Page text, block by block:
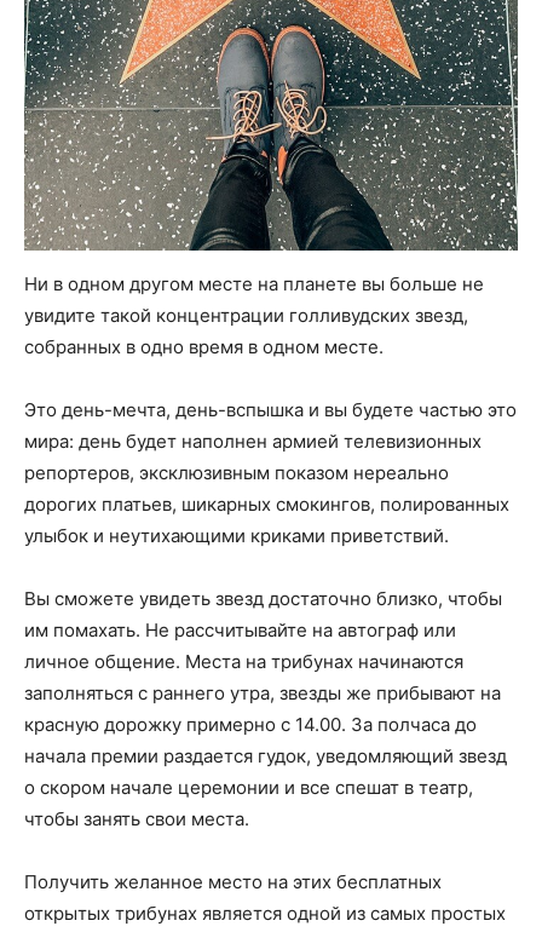
Ни в одном другом месте на планете вы больше не
увидите такой концентрации голливудских звезд,
собранных в одно время в одном месте.
Это день-мечта, день-вспышка и вы будете частью это
мира: день будет наполнен армией телевизионных
репортеров, эксклюзивным показом нереально
дорогих платьев, шикарных смокингов, полированных
улыбок и неутихающими криками приветствий.
Вы сможете увидеть звезд достаточно близко, чтобы
им помахать. Не рассчитывайте на автограф или
личное общение. Места на трибунах начинаются
заполняться с раннего утра, звезды же прибывают на
красную дорожку примерно с 14.00. За полчаса до
начала премии раздается гудок, уведомляющий звезд
о скором начале церемонии и все спешат в театр,
чтобы занять свои места.
Получить желанное место на этих бесплатных
открытых трибунах является одной из самых простых